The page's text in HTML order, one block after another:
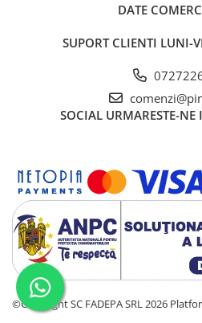
Markere evidentiatoare text
Markere flipchart
Markere vopsea / creta lichida
Markere speciale pentru desen
Markere textile
Pixuri si rezerve
Stilouri
DATE
SUPORT CLIENTI LUNI-
SOCIAL URMARESTE-
©Copyright SC FADEPA SRL 2026